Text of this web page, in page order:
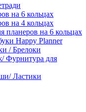
на 6 кольцах
на 4 кольцах
планеров на 6 кольцах
Happy Planner
/ Брелоки
Фурнитура для
Ластики